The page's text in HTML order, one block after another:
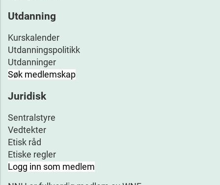
Utdanning
Kurskalender
Utdanningspolitikk
Utdanninger
Søk medlemskap
Juridisk
Sentralstyre
Vedtekter
Etisk råd
Etiske regler
Logg inn som medlem